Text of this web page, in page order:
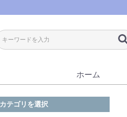
ホーム
カテゴリを選択